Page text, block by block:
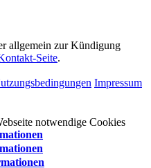
allgemein zur Kündigung
Seite.
Impressum
notwendige Cookies